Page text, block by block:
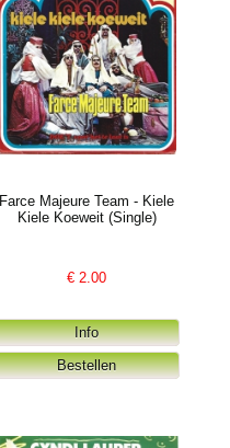
Farce Majeure Team - Kiele
Kiele Koeweit (Single)
€ 2.00